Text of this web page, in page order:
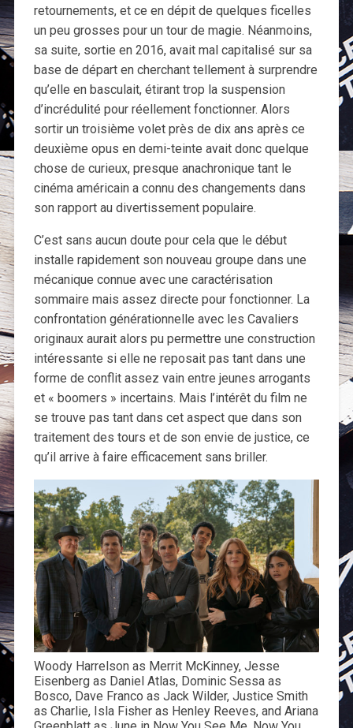
retournements, et ce en dépit de quelques ficelles
un peu grosses pour un tour de magie. Néanmoins,
sa suite, sortie en 2016, avait mal capitalisé sur sa
base de départ en cherchant tellement à surprendre
qu’elle en basculait, étirant trop la suspension
d’incrédulité pour réellement fonctionner. Alors
sortir un troisième volet près de dix ans après ce
deuxième opus en demi-teinte avait donc quelque
chose de curieux, presque anachronique tant le
cinéma américain a connu des changements dans
son rapport au divertissement populaire.
C’est sans aucun doute pour cela que le début
installe rapidement son nouveau groupe dans une
mécanique connue avec une caractérisation
sommaire mais assez directe pour fonctionner. La
confrontation générationnelle avec les Cavaliers
originaux aurait alors pu permettre une construction
intéressante si elle ne reposait pas tant dans une
forme de conflit assez vain entre jeunes arrogants
et « boomers » incertains. Mais l’intérêt du film ne
se trouve pas tant dans cet aspect que dans son
traitement des tours et de son envie de justice, ce
qu’il arrive à faire efficacement sans briller.
Woody Harrelson as Merrit McKinney, Jesse
Eisenberg as Daniel Atlas, Dominic Sessa as
Bosco, Dave Franco as Jack Wilder, Justice Smith
as Charlie, Isla Fisher as Henley Reeves, and Ariana